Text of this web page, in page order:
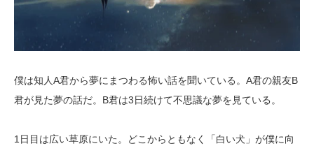
僕は知人A君から夢にまつわる怖い話を聞いている。A君の親友B
君が見た夢の話だ。B君は3日続けて不思議な夢を見ている。
1日目は広い草原にいた。どこからともなく「白い犬」が僕に向